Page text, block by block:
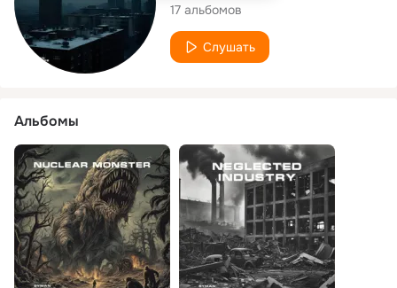
17 альбомов
Слушать
Альбомы